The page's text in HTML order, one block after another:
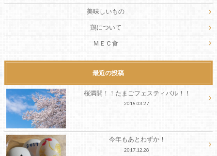
美味しいもの
鶏について
ＭＥＣ食
最近の投稿
桜満開！！たまごフェスティバル！！
2018.03.27
今年もあとわずか！
2017.12.28